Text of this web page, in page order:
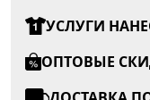
УСЛУГИ
ОПТОВЫЕ